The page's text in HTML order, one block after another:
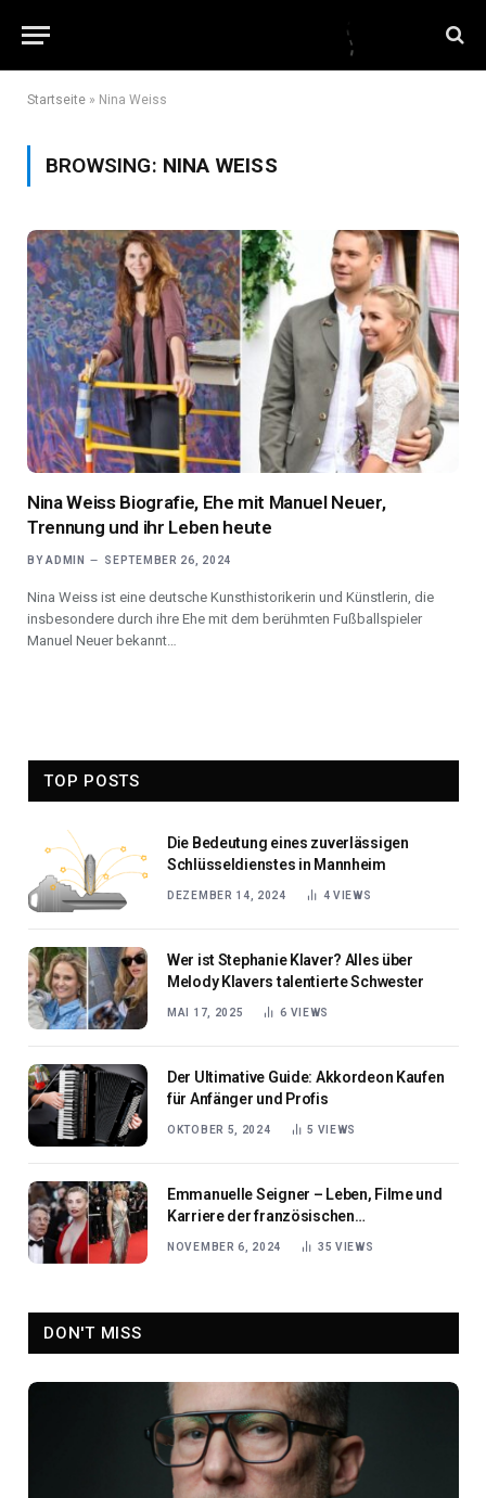
Startseite » Nina Weiss
BROWSING: NINA WEISS
Nina Weiss Biografie, Ehe mit Manuel Neuer,
Trennung und ihr Leben heute
BY ADMIN SEPTEMBER 26, 2024
Nina Weiss ist eine deutsche Kunsthistorikerin und Künstlerin, die
insbesondere durch ihre Ehe mit dem berühmten Fußballspieler
Manuel Neuer bekannt…
TOP POSTS
Die Bedeutung eines zuverlässigen
Schlüsseldienstes in Mannheim
DEZEMBER 14, 2024 4VIEWS
Wer ist Stephanie Klaver? Alles über
Melody Klavers talentierte Schwester
MAI 17, 2025 6 VIEWS
Der Ultimative Guide: Akkordeon Kaufen
für Anfänger und Profis
OKTOBER 5, 2024 5 VIEWS
Emmanuelle Seigner – Leben, Filme und
Karriere der französischen
NOVEMBER 6, 2024 35VIEWS
DON'T MISS